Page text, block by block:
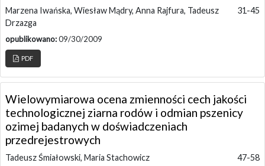
Marzena Iwańska, Wiesław Mądry, Anna Rajfura, Tadeusz
Drzazga
31-45
opublikowano:09/30/2009
PDF
Wielowymiarowa ocena zmienności cech jakości
technologicznej ziarna rodów i odmian pszenicy
ozimej badanych w doświadczeniach
przedrejestrowych
Tadeusz Śmiałowski, Maria Stachowicz 47-58